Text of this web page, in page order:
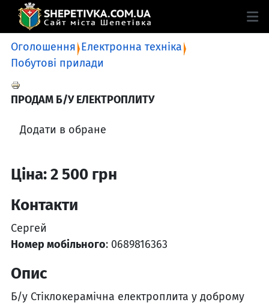
Оголошення Електронна техніка
Побутові прилади
ПРОДАМ Б/У ЕЛЕКТРОПЛИТУ
Додати в обране
Ціна: 2 500 грн
Контакти
Сергей
Номер мобільного: 0689816363
Опис
Б/у Стіклокерамічна електроплита у доброму